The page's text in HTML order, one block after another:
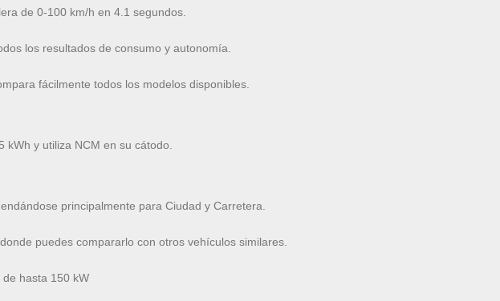
de 0-100 km/h en 4.1 segundos.
los resultados de consumo y autonomía.
fácilmente todos los modelos disponibles.
y utiliza NCM en su cátodo.
principalmente para Ciudad y Carretera.
, donde puedes compararlo con otros vehículos similares.
hasta 150 kW